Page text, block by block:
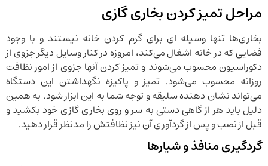
مراحل تمیز کردن بخاری گازی
بخاری‌‌ها تنها وسیله ای برای گرم کردن خانه نیستند و با وجود
فضایی که در خانه اشغال می‌کند، امروزه در کنار وسایل دیگر جزوی از
دکوراسیون محسوب می‌شوند و تمیز کردن آنها جزوی از امور نظافت
روزانه محسوب می‌شود. تمیز و پاکیزه نگهداشتن این دستگاه
می‌تواند نشان دهنده سلیقه و توجه شما به این ابزار شود. به همین
دلیل باید هر از گاهی دستی به سر و روی بخاری گازی خود بکشید و
قبل از نصب و پس از گردآوری آن نیز نظافتش را مدنظر قرار دهید.
گردگیری منافذ و شیارها